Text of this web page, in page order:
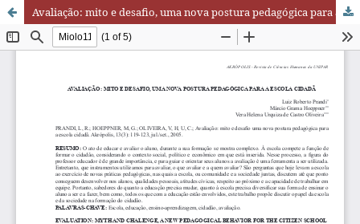
Avaliação: mito e desafio, uma nova postura pedagógica para a escola cidadã